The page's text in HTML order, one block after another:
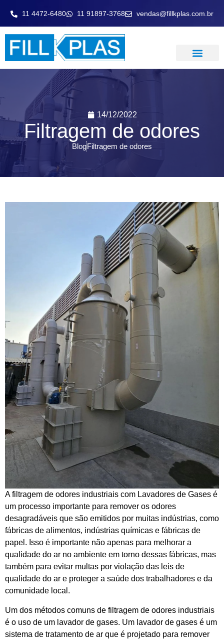
11 4472-6480 11 91897-3768 vendas@fillkplas.com.br
14/12/2022
Filtragem de odores
BlogFiltragem de odores
A filtragem de odores industriais com Lavadores de Gases é
um processo importante para remover os odores
desagradáveis que são emitidos por muitas indústrias, como
fábricas de alimentos, indústrias químicas e fábricas de
papel. Isso é importante não apenas para melhorar a
qualidade do ar no ambiente em torno dessas fábricas, mas
também para evitar multas por violação das leis de
qualidade do ar e proteger a saúde dos trabalhadores e da
comunidade local.
Um dos métodos comuns de filtragem de odores industriais
é o uso de um lavador de gases. Um lavador de gases é um
sistema de tratamento de ar que é projetado para remover